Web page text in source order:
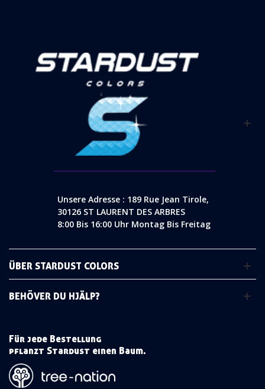
Unsere Adresse : 189 Rue Jean Tirole,
30126 ST LAURENT DES ARBRES
8:00 Bis 16:00 Uhr Montag Bis Freitag
ÜBER STARDUST COLORS
BEHÖVER DU HJÄLP?
Für jede Bestellung
pflanzt Stardust einen Baum.